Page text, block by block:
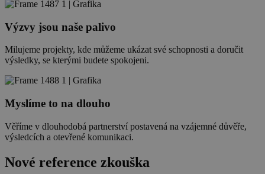
Výzvy jsou naše palivo
Milujeme projekty, kde můžeme ukázat své schopnosti a doručit
výsledky, se kterými budete spokojeni.
Myslíme to na dlouho
Věříme v dlouhodobá partnerství postavená na vzájemné důvěře,
výsledcích a otevřené komunikaci.
Nové reference zkouška